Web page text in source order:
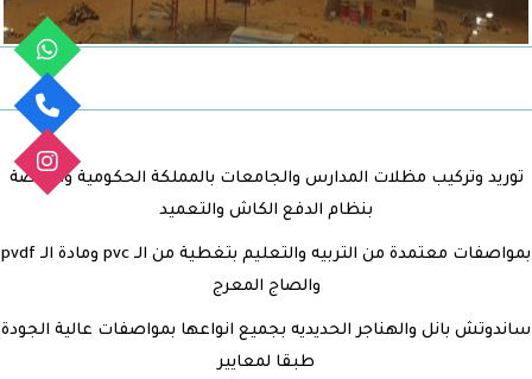
توريد وتركيب مظلات المدارس والجامعات بالمملكة الحكومية والخاصة
بنظام الدفع الكاش والتعميد
بمواصفات معتمدة من التربيه والتعليم بتغطية من الـ pvc ومادة الـ pvdf
والصاج المعرج
ساندوتش بانل والهناجر الحديديه بجميع انواعها بمواصفات عالية الجودة
طبقا لمعايير